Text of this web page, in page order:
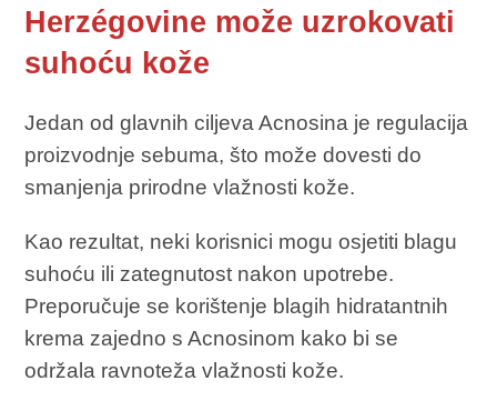
Herzégovine može uzrokovati
suhoću kože
Jedan od glavnih ciljeva Acnosina je regulacija
proizvodnje sebuma, što može dovesti do
smanjenja prirodne vlažnosti kože.
Kao rezultat, neki korisnici mogu osjetiti blagu
suhoću ili zategnutost nakon upotrebe.
Preporučuje se korištenje blagih hidratantnih
krema zajedno s Acnosinom kako bi se
održala ravnoteža vlažnosti kože.